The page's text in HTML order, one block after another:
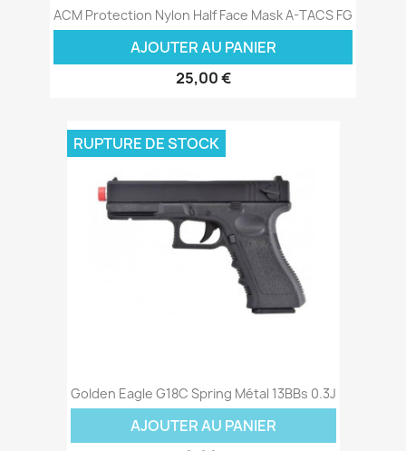
ACM Protection Nylon Half Face Mask A-TACS FG
AJOUTER AU PANIER
25,00 €
Golden Eagle G18C Spring Métal 13BBs 0.3J
AJOUTER AU PANIER
RUPTURE DE STOCK